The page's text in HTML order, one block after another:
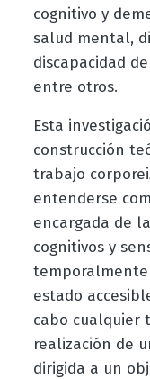
cognitivo y
salud mental,
discapacidad
entre otros.
Esta
construcción
trabajo
entenderse
encargada de
cognitivos y
estado
cabo cualquier
realización de
dirigida a un